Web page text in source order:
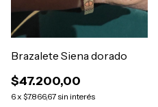
Brazalete Siena dorado
$47.200,00
6 x $7.866,67sin interés